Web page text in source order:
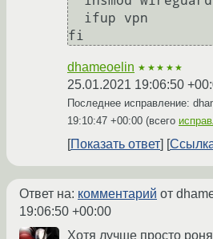
dhameoelin ★★★★★
25.01.2021 19:06:50
Последнее исправление:
19:10:47 +00:00 (всего
Показать ответ
Ответ на: комментарий от
19:06:50 +00:00
Хотя лучше просто